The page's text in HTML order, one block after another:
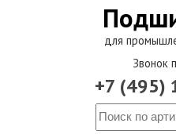
для
Звонок
+7 (495)